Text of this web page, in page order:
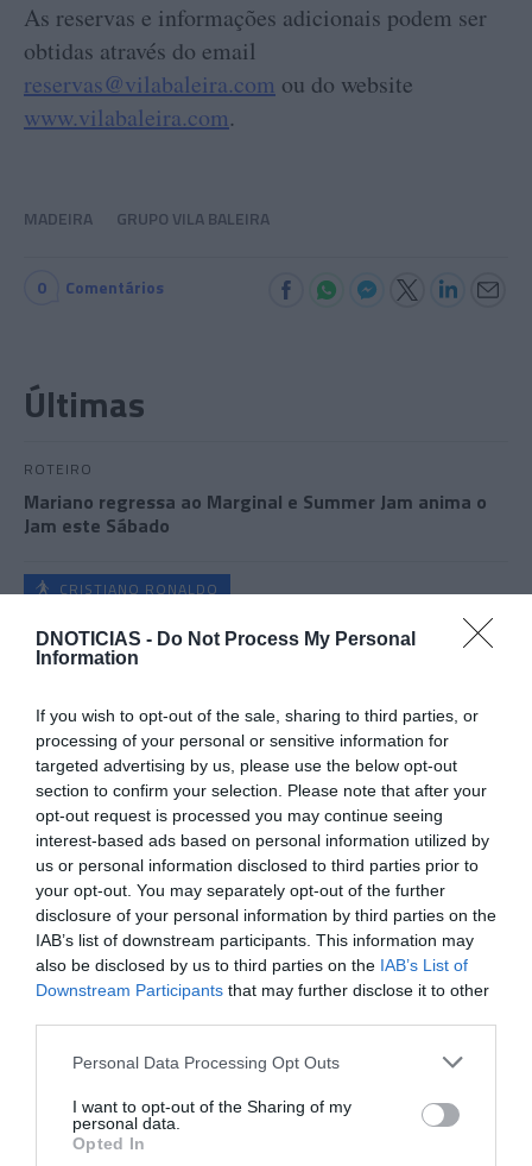
DNOTICIAS - Do Not Process My Personal
Information
If you wish to opt-out of the sale, sharing to third parties, or
processing of your personal or sensitive information for
targeted advertising by us, please use the below opt-out
section to confirm your selection. Please note that after your
opt-out request is processed you may continue seeing
interest-based ads based on personal information utilized by
us or personal information disclosed to third parties prior to
your opt-out. You may separately opt-out of the further
disclosure of your personal information by third parties on the
IAB’s list of downstream participants. This information may
also be disclosed by us to third parties on the IAB’s List of
Downstream Participants that may further disclose it to other
Please note that this website/app uses one or more Google
not limited to your visit or usage behaviour. You may click to
grant or deny consent to Google and its third-party tags to
use your data for below specified purposes in below Google
Personal Data Processing Opt Outs
I want to opt-out of the Sharing of my
personal data.
Opted In
As reservas e informações adicionais podem ser
obtidas através do email
reservas@vilabaleira.com ou do website
www.vilabaleira.com.
MADEIRA GRUPO VILA BALEIRA
0 Comentários
Últimas
ROTEIRO
Mariano regressa ao Marginal e Summer Jam anima o
Jam este Sábado
CRISTIANO RONALDO
“Muda o corpo de todas as mulheres”
Conheça a programação de fim-de-semana dos hotéis
da colecção Savoy Signature